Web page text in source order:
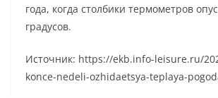
года, когда столбики термометров
градусов.
Источник: https://ekb.info-leisure.ru/
konce-nedeli-ozhidaetsya-teplaya-